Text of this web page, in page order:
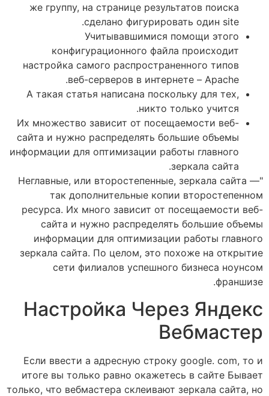
же группу, на странице результатов поиска
сделано фигурировать один site.
Учитывавшимися помощи этого
конфигурационного файла происходит
настройка самого распространенного типов
веб-серверов в интернете – Apache.
А такая статья написана поскольку для тех,
никто только учится.
Их множество зависит от посещаемости веб-
сайта и нужно распределять большие объемы
информации для оптимизации работы главного
зеркала сайта.
"Неглавные, или второстепенные, зеркала сайта —
так дополнительные копии второстепенном
ресурса. Их много зависит от посещаемости веб-
сайта и нужно распределять большие объемы
информации для оптимизации работы главного
зеркала сайта. По целом, это похоже на открытие
сети филиалов успешного бизнеса ноунсом
франшизе.
Настройка Через Яндекс
Вебмастер
Если ввести а адресную строку google. com, то и
итоге вы только равно окажетесь в сайте Бывает
только, что вебмастера склеивают зеркала сайта, но